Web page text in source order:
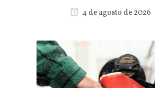
4 de agosto de 2026